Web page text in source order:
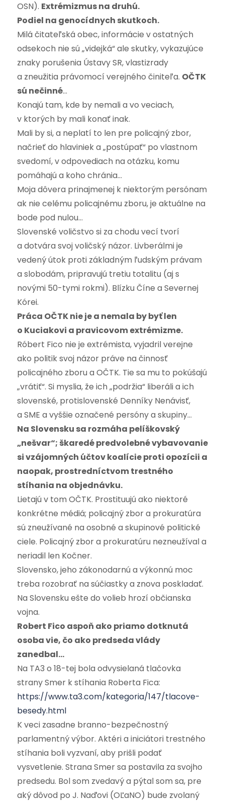
OSN). Extrémizmus na druhú.
Podiel na genocídnych skutkoch.
Milá čitateľská obec, informácie v ostatných
odsekoch nie sú „videjká“ ale skutky, vykazujúce
znaky porušenia Ústavy SR, vlastizrady
a zneužitia právomocí verejného činiteľa. OČTK
sú nečinné…
Konajú tam, kde by nemali a vo veciach,
v ktorých by mali konať inak.
Mali by si, a neplatí to len pre policajný zbor,
načrieť do hlaviniek a „postúpať“ po vlastnom
svedomí, v odpovediach na otázku, komu
pomáhajú a koho chránia…
Moja dôvera prinajmenej k niektorým persónam
ak nie celému policajnému zboru, je aktuálne na
bode pod nulou…
Slovenské voličstvo si za chodu vecí tvorí
a dotvára svoj voličský názor. Livberálmi je
vedený útok proti základným ľudským právam
a slobodám, pripravujú tretiu totalitu (aj s
novými 50-tymi rokmi). Blízku Číne a Severnej
Kórei.
Práca OČTK nie je a nemala by byť len
o Kuciakovi a pravicovom extrémizme.
Róbert Fico nie je extrémista, vyjadril verejne
ako politik svoj názor práve na činnosť
policajného zboru a OČTK. Tie sa mu to pokúšajú
„vrátiť“. Si myslia, že ich „podržia“ liberáli a ich
slovenské, protislovenské Denníky Nenávisť,
a SME a vyššie označené persóny a skupiny…
Na Slovensku sa rozmáha pelíškovský
„nešvar“; škaredé predvolebné vybavovanie
si vzájomných účtov koalície proti opozícii a
naopak, prostredníctvom trestného
stíhania na objednávku.
Lietajú v tom OČTK. Prostituujú ako niektoré
konkrétne médiá; policajný zbor a prokuratúra
sú zneužívané na osobné a skupinové politické
ciele. Policajný zbor a prokuratúru nezneužíval a
neriadil len Kočner.
Slovensko, jeho zákonodarnú a výkonnú moc
treba rozobrať na súčiastky a znova poskladať.
Na Slovensku ešte do volieb hrozí občianska
vojna.
Robert Fico aspoň ako priamo dotknutá
osoba vie, čo ako predseda vlády
zanedbal…
Na TA3 o 18-tej bola odvysielaná tlačovka
strany Smer k stíhania Roberta Fica:
https://www.ta3.com/kategoria/147/tlacove-
besedy.html
K veci zasadne branno-bezpečnostný
parlamentný výbor. Aktéri a iniciátori trestného
stíhania boli vyzvaní, aby prišli podať
vysvetlenie. Strana Smer sa postavila za svojho
predsedu. Bol som zvedavý a pýtal som sa, pre
aký dôvod po J. Naďovi (OĽaNO) bude zvolaný